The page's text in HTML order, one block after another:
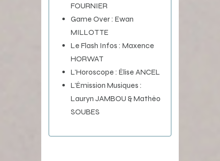
FOURNIER
Game Over : Ewan
MILLOTTE
Le Flash Infos : Maxence
HORWAT
L’Horoscope : Élise ANCEL
L’Émission Musiques :
Lauryn JAMBOU & Mathéo
SOUBES